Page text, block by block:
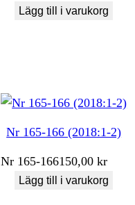
Lägg till i varukorg
Nr 165-166 (2018:1-2)
Nr 165-166150,00kr
Lägg till i varukorg